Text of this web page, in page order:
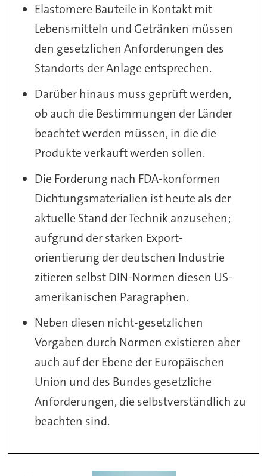
Elastomere Bauteile in Kontakt mit
Lebensmitteln und Getränken müssen
den gesetzlichen Anforderungen des
Standorts der Anlage entsprechen.
Darüber hinaus muss geprüft werden,
ob auch die Bestimmungen der Länder
beachtet werden müssen, in die die
Produkte verkauft werden sollen.
Die Forderung nach FDA-konformen
Dichtungsmaterialien ist heute als der
aktuelle Stand der Technik anzusehen;
aufgrund der starken Export-
orientierung der deutschen Industrie
zitieren selbst DIN-Normen diesen US-
amerikanischen Paragraphen.
Neben diesen nicht-gesetzlichen
Vorgaben durch Normen existieren aber
auch auf der Ebene der Europäischen
Union und des Bundes gesetzliche
Anforderungen, die selbstverständlich zu
beachten sind.